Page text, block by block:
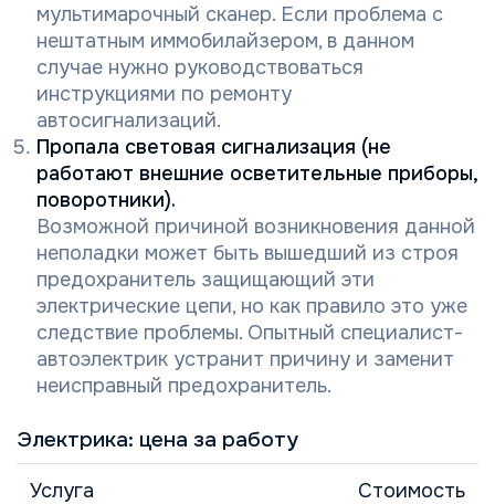
мультимарочный сканер. Если проблема с
нештатным иммобилайзером, в данном
случае нужно руководствоваться
инструкциями по ремонту
автосигнализаций.
Пропала световая сигнализация (не
работают внешние осветительные приборы,
поворотники).
Возможной причиной возникновения данной
неполадки может быть вышедший из строя
предохранитель защищающий эти
электрические цепи, но как правило это уже
следствие проблемы. Опытный специалист-
автоэлектрик устранит причину и заменит
неисправный предохранитель.
Электрика: цена за работу
Услуга Стоимость